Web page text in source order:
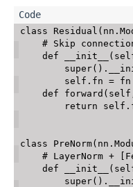
class Residual ( nn .
# Skip
def
__init__ (
super( ) .
        self
. fn = fn
def
forward ( self
return self .
class PreNorm( nn .
# LayerNorm +
def
__init__ (
super( ) .